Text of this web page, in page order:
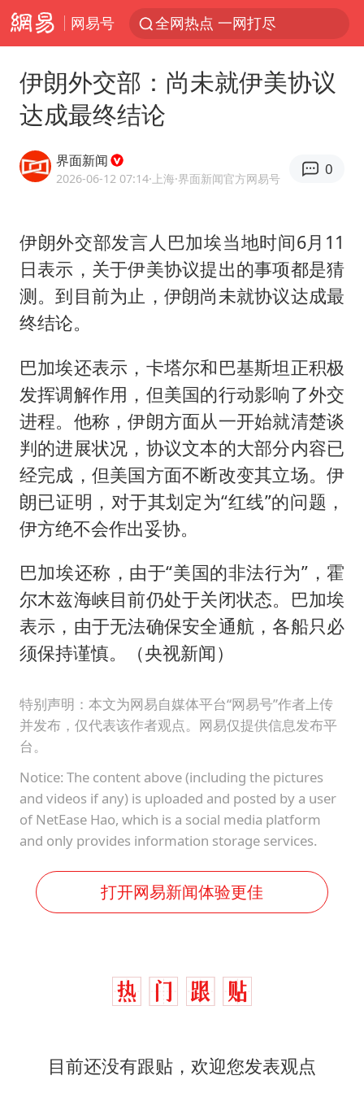
网易号 全网热点 一网打尽
伊朗外交部：尚未就伊美协议
达成最终结论
界面新闻
2026-06-12 07:14·上海·界面新闻官方网易号
0
伊朗外交部发言人巴加埃当地时间6月11
日表示，关于伊美协议提出的事项都是猜
测。到目前为止，伊朗尚未就协议达成最
终结论。
巴加埃还表示，卡塔尔和巴基斯坦正积极
发挥调解作用，但美国的行动影响了外交
进程。他称，伊朗方面从一开始就清楚谈
判的进展状况，协议文本的大部分内容已
经完成，但美国方面不断改变其立场。伊
朗已证明，对于其划定为“红线”的问题，
伊方绝不会作出妥协。
巴加埃还称，由于“美国的非法行为”，霍
尔木兹海峡目前仍处于关闭状态。巴加埃
表示，由于无法确保安全通航，各船只必
须保持谨慎。（央视新闻）
特别声明：本文为网易自媒体平台“网易号”作者上传
并发布，仅代表该作者观点。网易仅提供信息发布平
台。
Notice: The content above (including the pictures
and videos if any) is uploaded and posted by a user
of NetEase Hao, which is a social media platform
and only provides information storage services.
打开网易新闻体验更佳
目前还没有跟贴，欢迎您发表观点